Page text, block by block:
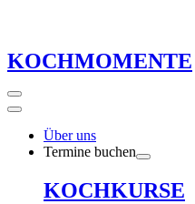
KOCHMOMENTE
Über uns
Termine buchen
KOCHKURSE